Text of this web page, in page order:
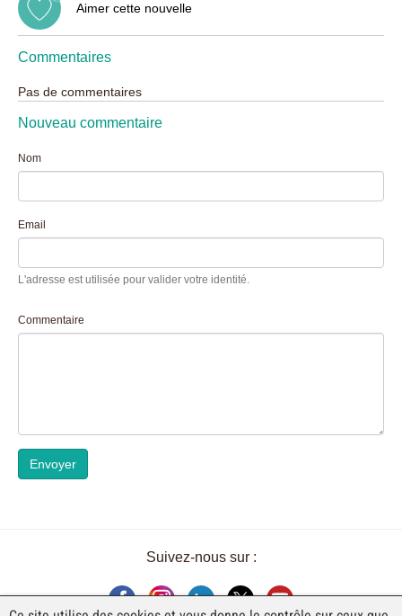
Aimer cette nouvelle
Commentaires
Pas de commentaires
Nouveau commentaire
Nom
Email
L'adresse est utilisée pour valider votre identité.
Commentaire
Envoyer
Suivez-nous sur :